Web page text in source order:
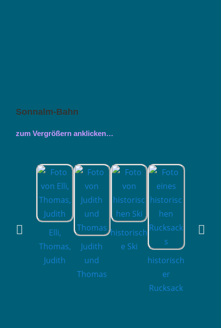
Sonnalm-Bahn
zum Vergrößern anklicken…
Elli,
Thomas,
Judith
Judith
und
Thomas
historisch
e Ski
historisch
er
Rucksack